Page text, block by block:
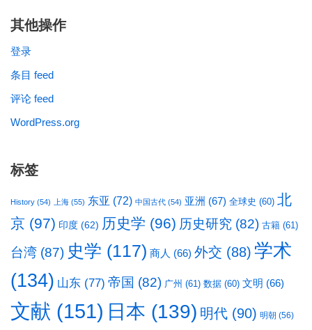
其他操作
登录
条目 feed
评论 feed
WordPress.org
标签
History (54) 上海 (55) 东亚 (72) 中国古代 (54) 亚洲 (67) 全球史 (60) 北
京 (97) 印度 (62) 历史学 (96) 历史研究 (82) 古籍 (61)
台湾 (87) 史学 (117) 商人 (66) 外交 (88) 学术
(134) 山东 (77) 帝国 (82) 广州 (61) 数据 (60) 文明 (66)
文献 (151) 日本 (139) 明代 (90) 明朝 (56)